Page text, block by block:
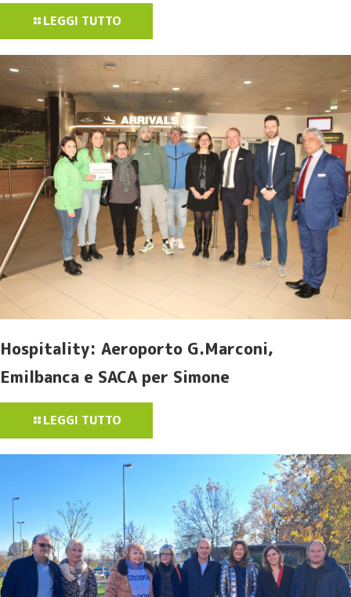
LEGGI TUTTO
Hospitality: Aeroporto G.Marconi,
Emilbanca e SACA per Simone
LEGGI TUTTO